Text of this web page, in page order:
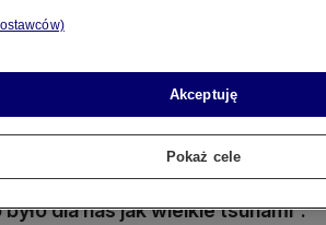
Instytut Zdrowia: koronawirus
ściekowych był już
było dla nas jak wielkie tsunami".
Akceptuję
Pokaż cele